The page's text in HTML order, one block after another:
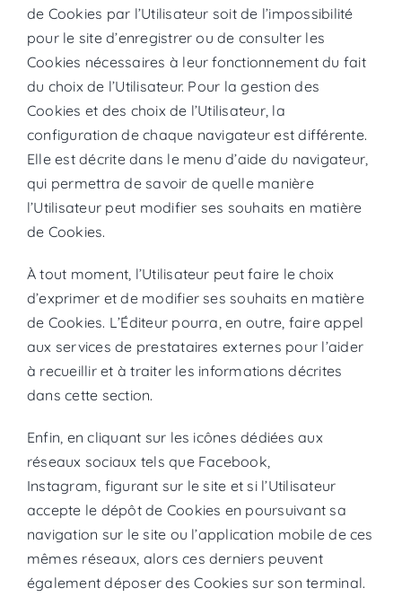
de Cookies par l’Utilisateur soit de l’impossibilité
pour le site d’enregistrer ou de consulter les
Cookies nécessaires à leur fonctionnement du fait
du choix de l’Utilisateur. Pour la gestion des
Cookies et des choix de l’Utilisateur, la
configuration de chaque navigateur est différente.
Elle est décrite dans le menu d’aide du navigateur,
qui permettra de savoir de quelle manière
l’Utilisateur peut modifier ses souhaits en matière
de Cookies.
À tout moment, l’Utilisateur peut faire le choix
d’exprimer et de modifier ses souhaits en matière
de Cookies. L’Éditeur pourra, en outre, faire appel
aux services de prestataires externes pour l’aider
à recueillir et à traiter les informations décrites
dans cette section.
Enfin, en cliquant sur les icônes dédiées aux
réseaux sociaux tels que Facebook,
Instagram, figurant sur le site et si l’Utilisateur
accepte le dépôt de Cookies en poursuivant sa
navigation sur le site ou l’application mobile de ces
mêmes réseaux, alors ces derniers peuvent
également déposer des Cookies sur son terminal.